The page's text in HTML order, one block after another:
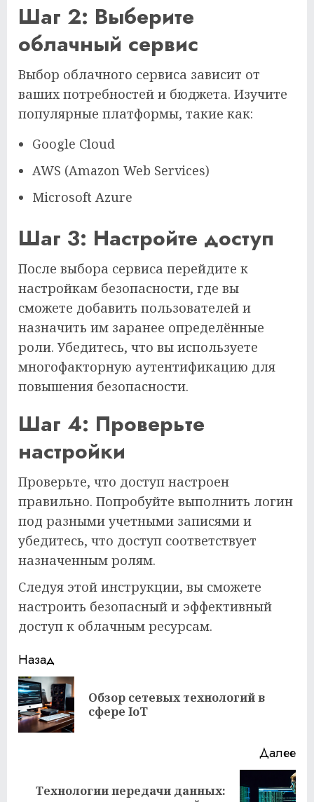
Шаг 2: Выберите
облачный сервис
Выбор облачного сервиса зависит от
ваших потребностей и бюджета. Изучите
популярные платформы, такие как:
Google Cloud
AWS (Amazon Web Services)
Microsoft Azure
Шаг 3: Настройте доступ
После выбора сервиса перейдите к
настройкам безопасности, где вы
сможете добавить пользователей и
назначить им заранее определённые
роли. Убедитесь, что вы используете
многофакторную аутентификацию для
повышения безопасности.
Шаг 4: Проверьте
настройки
Проверьте, что доступ настроен
правильно. Попробуйте выполнить логин
под разными учетными записями и
убедитесь, что доступ соответствует
назначенным ролям.
Следуя этой инструкции, вы сможете
настроить безопасный и эффективный
доступ к облачным ресурсам.
Продолжить
чтение
Назад
Обзор сетевых технологий в
сфере IoT
Далее
Следующая
Технологии передачи данных: